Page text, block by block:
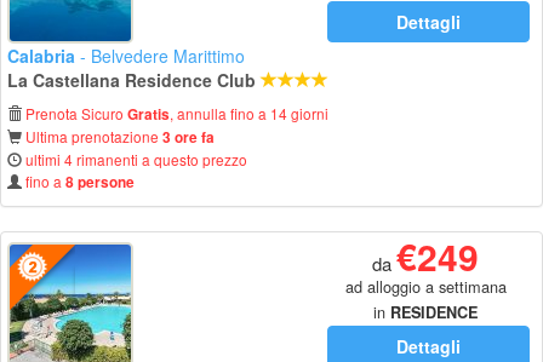
Dettagli
Calabria - Belvedere Marittimo
La Castellana Residence Club
Prenota Sicuro Gratis, annulla fino a 14 giorni
Ultima prenotazione 3 ore fa
ultimi 4 rimanenti a questo prezzo
fino a 8 persone
da€249
ad alloggio a settimana
in RESIDENCE
Dettagli